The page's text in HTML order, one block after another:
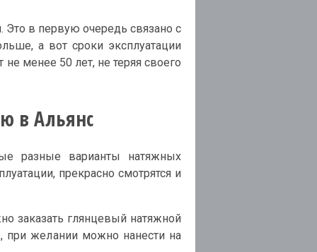
в первую очередь связано с
а вот сроки эксплуатации
менее 50 лет, не теряя своего
в Альянс
разные варианты натяжных
прекрасно смотрятся и
заказать глянцевый натяжной
при желании можно нанести на